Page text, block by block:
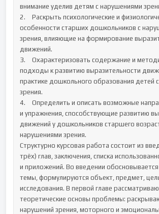
внимание уделив детям с нарушениями
2.	Раскрыть психологические и физиологические
особенности старших дошкольников с
зрения, влияющие на формирование
движений.
3.	Охарактеризовать содержание и методические
подходы к развитию выразительности
практике дошкольного образования детей
зрения.
4.	Определить и описать возможные направления, приёмы
и упражнения, способствующие развитию
движений у дошкольников старшего
нарушениями зрения.
Структурно курсовая работа состоит из
трёх) глав, заключения, списка
и приложений. Во введении обосновывается
темы, формулируются объект, предмет,
исследования. В первой главе
теоретические основы проблемы:
нарушений зрения, моторного и